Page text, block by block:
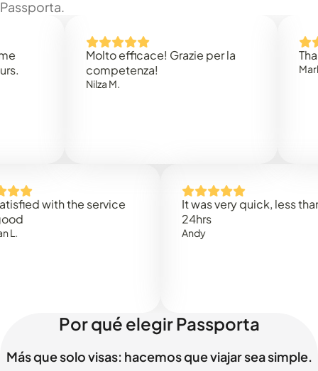
Passporta.
Molto efficace! Grazie per la
competenza!
Thank
with the service
It was very quick, less than
Por qué elegir Passporta
Más que solo visas: hacemos que viajar sea simple.